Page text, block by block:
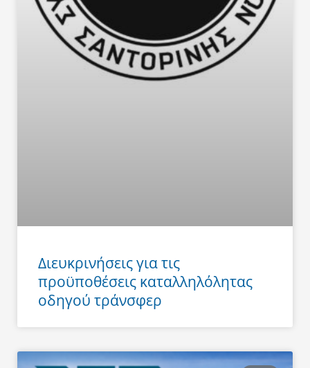
Διευκρινήσεις για τις
προϋποθέσεις καταλληλόλητας
οδηγού τράνσφερ